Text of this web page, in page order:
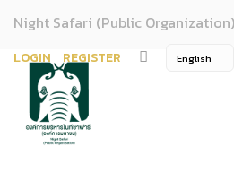
Night Safari (Public Organization)
LOGIN REGISTER